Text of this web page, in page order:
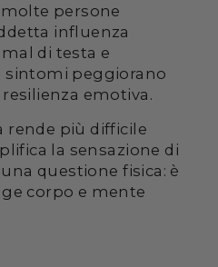
persone
influenza
di testa e
sintomi peggiorano
emotiva.
rende più difficile
la sensazione di
questione fisica: è
corpo e mente